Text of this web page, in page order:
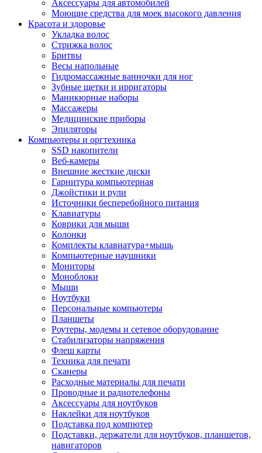
Аксессуары для автомобилей
Моющие средства для моек высокого давления
Красота и здоровье
Укладка волос
Стрижка волос
Бритвы
Весы напольные
Гидромассажные ванночки для ног
Зубные щетки и ирригаторы
Маникюрные наборы
Массажеры
Медицинские приборы
Эпиляторы
Компьютеры и оргтехника
SSD накопители
Веб-камеры
Внешние жесткие диски
Гарнитура компьютерная
Джойстики и рули
Источники бесперебойного питания
Клавиатуры
Коврики для мыши
Колонки
Комплекты клавиатура+мышь
Компьютерные наушники
Мониторы
Моноблоки
Мыши
Ноутбуки
Персональные компьютеры
Планшеты
Роутеры, модемы и сетевое оборудование
Стабилизаторы напряжения
Флеш карты
Техника для печати
Сканеры
Расходные материалы для печати
Проводные и радиотелефоны
Аксессуары для ноутбуков
Наклейки для ноутбуков
Подставка под компютер
Подставки, держатели для ноутбуков, планшетов,
навигаторов